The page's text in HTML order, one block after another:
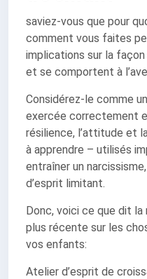
saviez-vous que pour
comment vous faites
implications sur la
et se comportent à
Considérez-le comme
exercée correctement
résilience, l’attitude et
à apprendre – utilisés
entraîner un
d’esprit limitant.
Donc, voici ce que dit
plus récente sur les
vos enfants:
Atelier d’esprit de